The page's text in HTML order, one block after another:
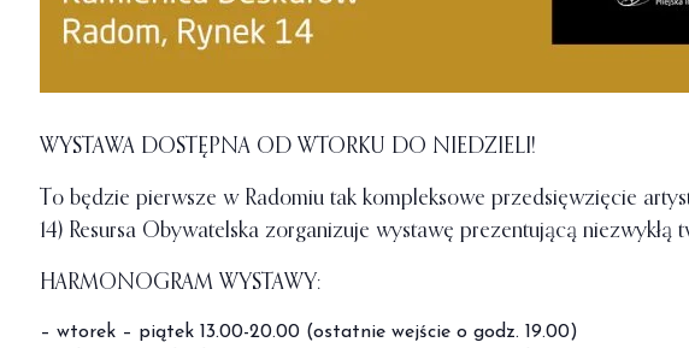
WYSTAWA DOSTĘPNA OD WTORKU DO NIEDZIELI!
To będzie pierwsze w Radomiu tak kompleksowe przedsięwzięcie
14) Resursa Obywatelska zorganizuje wystawę prezentującą
HARMONOGRAM WYSTAWY:
– wtorek – piątek 13.00-20.00 (ostatnie wejście o godz. 19.00)